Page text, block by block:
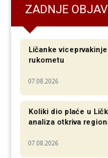
ZADNJE
Ličanke
rukometu
07.08.2026
Koliki dio plaće u
analiza otkriva
07.08.2026